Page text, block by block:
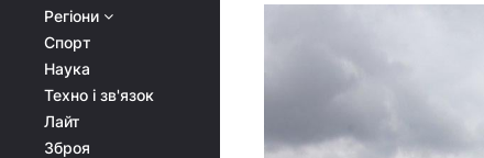
Регіони
Спорт
Наука
Техно і зв'язок
Лайт
Зброя